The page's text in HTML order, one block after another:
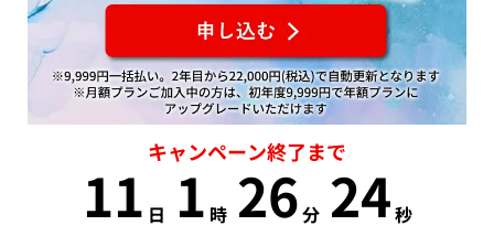
キャンペーン終了まで
11 日 1 時 26分 23秒